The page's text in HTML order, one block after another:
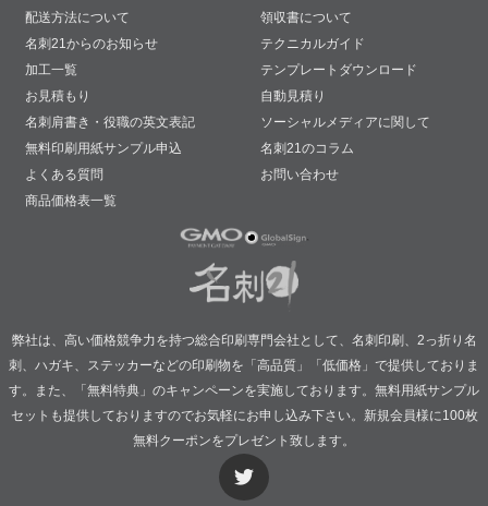
配送方法について
領収書について
名刺21からのお知らせ
テクニカルガイド
加工一覧
テンプレートダウンロード
お見積もり
自動見積り
名刺肩書き・役職の英文表記
ソーシャルメディアに関して
無料印刷用紙サンプル申込
名刺21のコラム
よくある質問
お問い合わせ
商品価格表一覧
弊社は、高い価格競争力を持つ総合印刷専門会社として、名刺印刷、2っ折り名
刺、ハガキ、ステッカーなどの印刷物を「高品質」「低価格」で提供しておりま
す。また、「無料特典」のキャンペーンを実施しております。無料用紙サンプル
セットも提供しておりますのでお気軽にお申し込み下さい。新規会員様に100枚
無料クーポンをプレゼント致します。